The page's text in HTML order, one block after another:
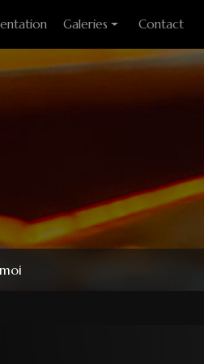
Galeries
Photo des stages
Contact